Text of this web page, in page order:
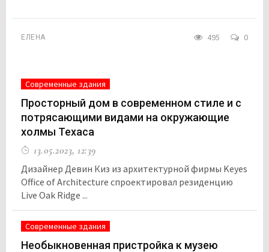
ЕЛЕНА 495 0
Современные здания
Просторный дом в современном стиле и с
потрясающими видами на окружающие
холмы Техаса
13.05.2023, 12:39
Дизайнер Девин Киз из архитектурной фирмы Keyes
Office of Architecture спроектировал резиденцию
Live Oak Ridge ...
Современные здания
Необыкновенная пристройка к музею